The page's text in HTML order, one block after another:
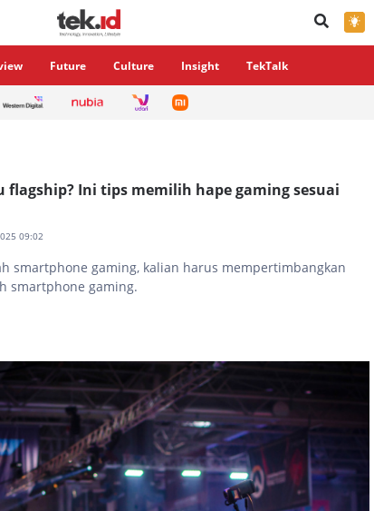
×
Future Culture Insight TekTalk
flagship? Ini tips memilih hape gaming sesuai
09:02
smartphone gaming, kalian harus mempertimbangkan
smartphone gaming.